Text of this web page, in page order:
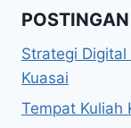
Strategi
Kuasai
Tempat Kuliah